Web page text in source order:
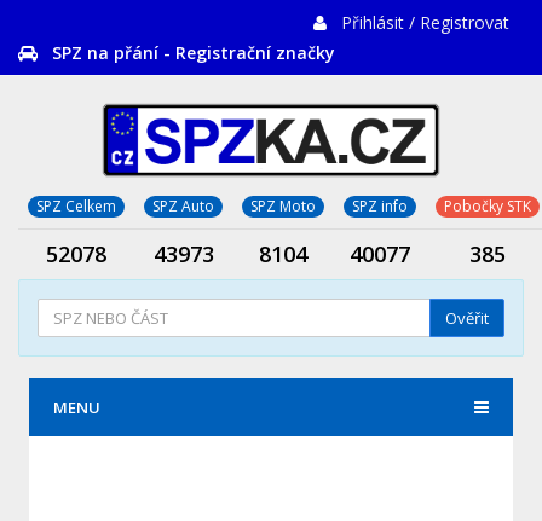
Přihlásit / Registrovat
SPZ na přání - Registrační značky
SPZ Celkem SPZ Auto SPZ Moto SPZ info Pobočky STK
52078 43973 8104 40077 385
Ověřit
MENU